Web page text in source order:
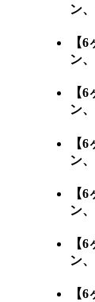
ン
【
ン
【
ン
【
ン
【
ン
【
ン
【